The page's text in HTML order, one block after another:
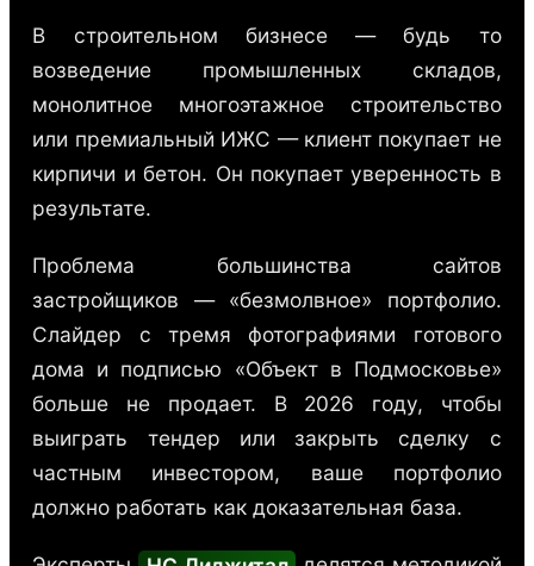
В строительном бизнесе — будь то
возведение промышленных складов,
монолитное многоэтажное строительство
или премиальный ИЖС — клиент покупает не
кирпичи и бетон. Он покупает уверенность в
результате.
Проблема большинства сайтов
застройщиков — «безмолвное» портфолио.
Слайдер с тремя фотографиями готового
дома и подписью «Объект в Подмосковье»
больше не продает. В 2026 году, чтобы
выиграть тендер или закрыть сделку с
частным инвестором, ваше портфолио
должно работать как доказательная база.